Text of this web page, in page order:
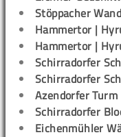
Stöppacher
Hammertor |
Hammertor |
Schirradorfer
Schirradorfer
Azendorfer Turm
Schirradorfer
Eichenmühler